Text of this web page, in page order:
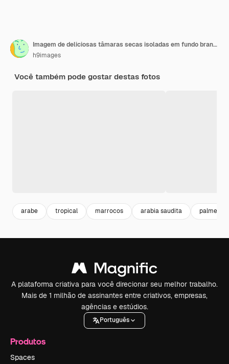
Imagem de deliciosas tâmaras secas isoladas em fundo branco
h9images
Você também pode gostar destas fotos
arabe tropical marrocos arabia saudita palmeira
A plataforma criativa para você direcionar seu melhor trabalho.
Mais de 1 milhão de assinantes entre criativos, empresas,
agências e estúdios.
Português
Produtos
Spaces